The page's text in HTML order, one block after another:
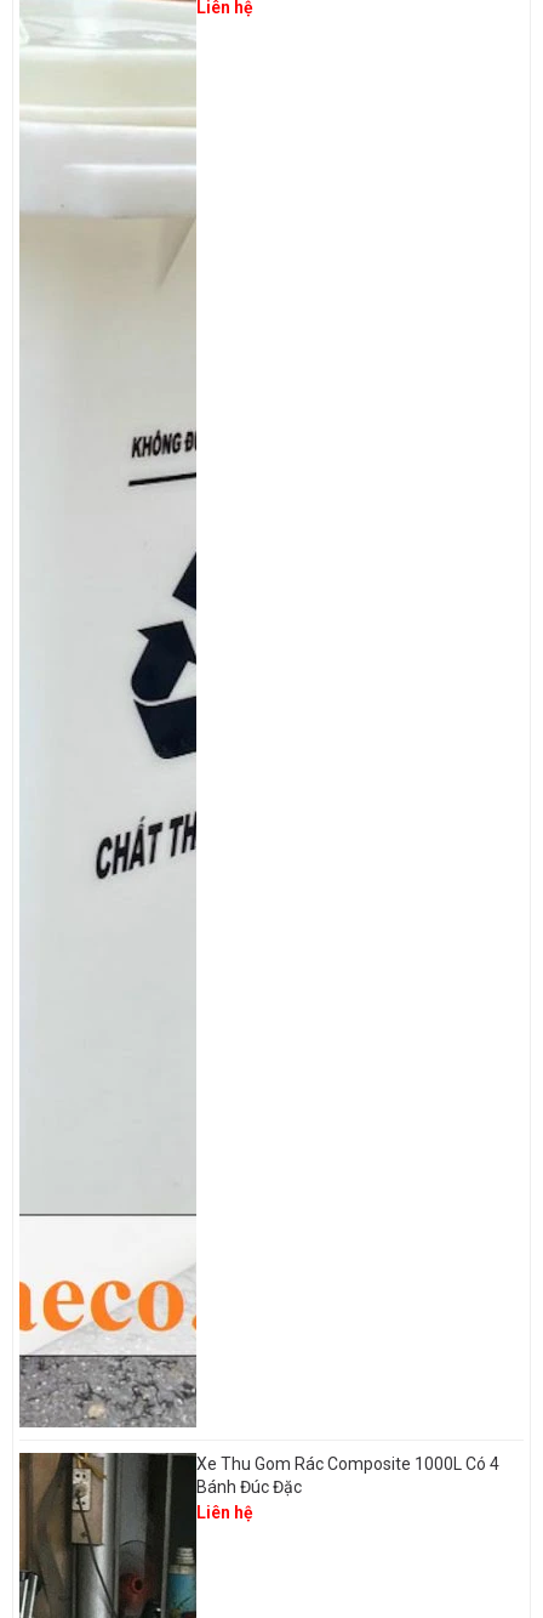
Liên hệ
Xe Thu Gom Rác Composite 1000L Có 4
Bánh Đúc Đặc
Liên hệ